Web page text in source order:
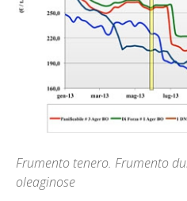
Frumento tenero. Frumento
oleaginose